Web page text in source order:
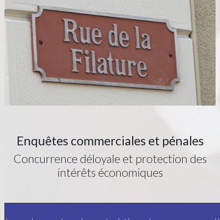
Enquêtes commerciales et pénales
Concurrence déloyale et protection des
intérêts économiques